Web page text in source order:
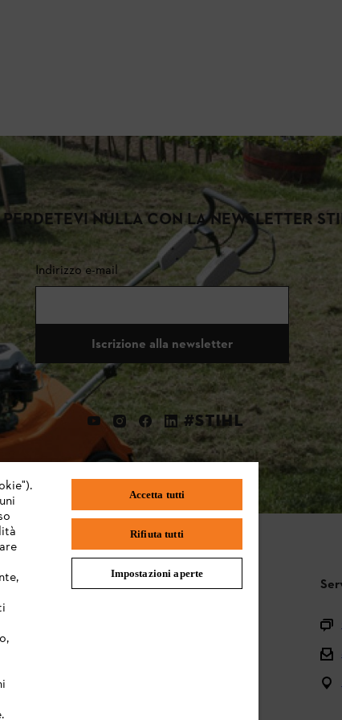
PERDETEVI NULLA CON LA NEWSLETTER
Indirizzo e-mail
Iscrizione alla newsletter
#STIHL
STIHL FAQ
Accetta tutti
Rifiuta tutti
Impostazioni aperte